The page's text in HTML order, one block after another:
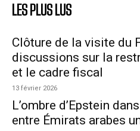
LES PLUS LUS
Clôture de la visite du
discussions sur la
et le cadre fiscal
13 février 2026
L’ombre d’Epstein
entre Émirats arabes